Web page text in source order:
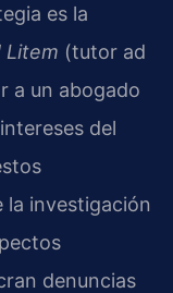
es la
Litem (tutor ad
a un abogado
del
la investigación
denuncias